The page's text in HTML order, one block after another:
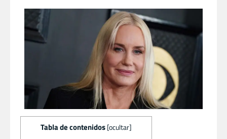
Tabla de contenidos [ocultar]